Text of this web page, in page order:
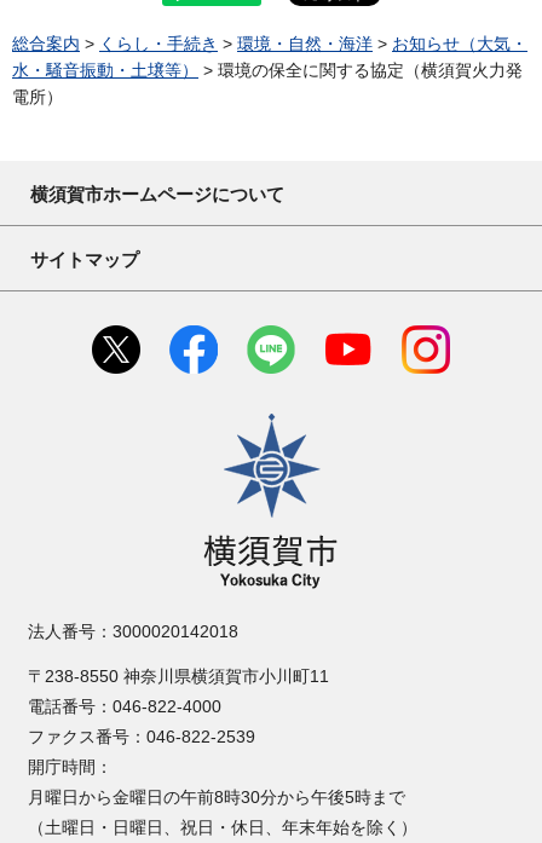
総合案内 > くらし・手続き > 環境・自然・海洋 > お知らせ（大気・
水・騒音振動・土壌等）
> 環境の保全に関する協定（横須賀火力発
電所）
横須賀市ホームページについて
サイトマップ
横須賀市
法人番号：3000020142018
〒238-8550 神奈川県横須賀市小川町11
電話番号：046-822-4000
ファクス番号：046-822-2539
開庁時間：
月曜日から金曜日の午前8時30分から午後5時まで
（土曜日・日曜日、祝日・休日、年末年始を除く）